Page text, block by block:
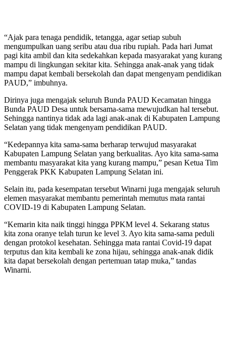
“Ajak para tenaga pendidik, tetangga, agar setiap subuh
mengumpulkan uang seribu atau dua ribu rupiah. Pada hari Jumat
pagi kita ambil dan kita sedekahkan kepada masyarakat yang kurang
mampu di lingkungan sekitar kita. Sehingga anak-anak yang tidak
mampu dapat kembali bersekolah dan dapat mengenyam pendidikan
PAUD,” imbuhnya.
Dirinya juga mengajak seluruh Bunda PAUD Kecamatan hingga
Bunda PAUD Desa untuk bersama-sama mewujudkan hal tersebut.
Sehingga nantinya tidak ada lagi anak-anak di Kabupaten Lampung
Selatan yang tidak mengenyam pendidikan PAUD.
“Kedepannya kita sama-sama berharap terwujud masyarakat
Kabupaten Lampung Selatan yang berkualitas. Ayo kita sama-sama
membantu masyarakat kita yang kurang mampu,” pesan Ketua Tim
Penggerak PKK Kabupaten Lampung Selatan ini.
Selain itu, pada kesempatan tersebut Winarni juga mengajak seluruh
elemen masyarakat membantu pemerintah memutus mata rantai
COVID-19 di Kabupaten Lampung Selatan.
“Kemarin kita naik tinggi hingga PPKM level 4. Sekarang status
kita zona oranye telah turun ke level 3. Ayo kita sama-sama peduli
dengan protokol kesehatan. Sehingga mata rantai Covid-19 dapat
terputus dan kita kembali ke zona hijau, sehingga anak-anak didik
kita dapat bersekolah dengan pertemuan tatap muka,” tandas
Winarni.